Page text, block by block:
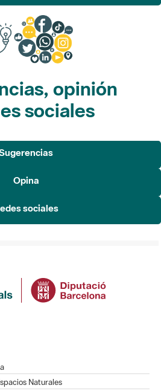
opinión
sociales
Opina
sociales
Naturales